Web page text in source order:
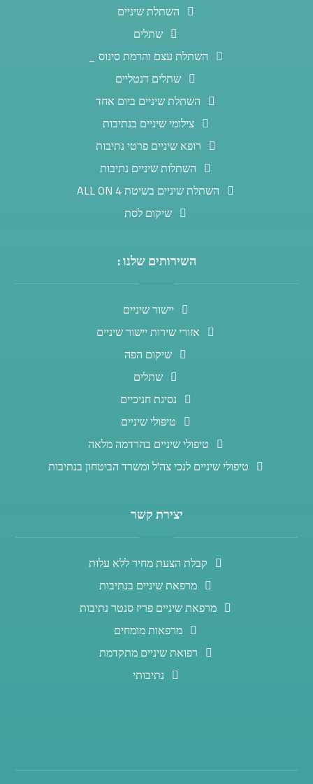
השתלת שיניים
שתלים
השתלת עצם והרמת סינוס _
שתלים דנטליים
השתלת שיניים ביום אחד
צילומי שיניים בנתיבות
רופא שיניים פרטי נתיבות
השתלות שיניים נתיבות
השתלת שיניים בשיטת ALL ON 4
שיקום לסת
השירותים שלנו :
יישור שיניים
אזורי שירות יישור שיניים
שיקום הפה
שתלים
נסיגת חניכיים
טיפולי שיניים
טיפולי שיניים בהרדמה מלאה
טיפולי שיניים לנכי צה'ל ומשרד הביטחון בנתיבות
יצירת קשר
קבלת הצעת מחיר ללא עלות
מרפאת שיניים בנתיבות
מרפאת שיניים פריז סנטר נתיבות
מרפאות מומחים
רפואת שיניים מתקדמת
נתיבותי